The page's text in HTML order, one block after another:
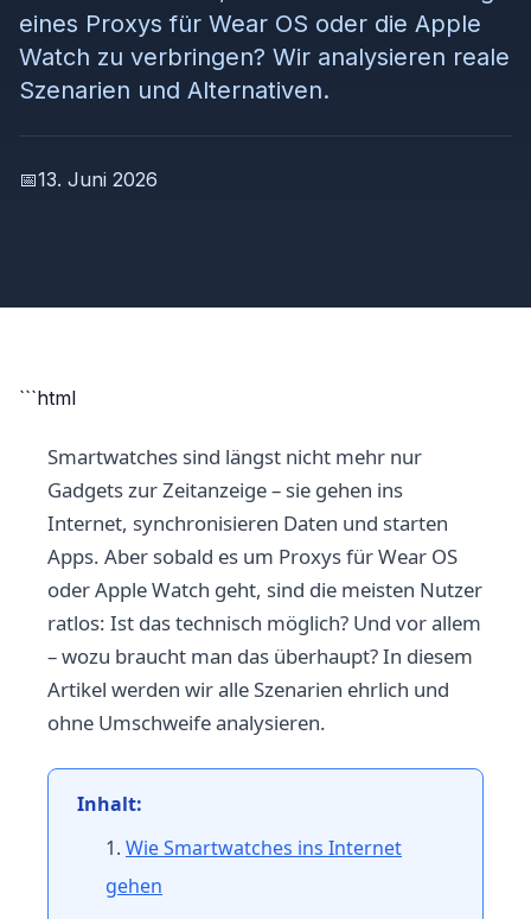
eines Proxys für Wear OS oder die Apple
Watch zu verbringen? Wir analysieren reale
Szenarien und Alternativen.
📅13. Juni 2026
```html
Smartwatches sind längst nicht mehr nur
Gadgets zur Zeitanzeige – sie gehen ins
Internet, synchronisieren Daten und starten
Apps. Aber sobald es um Proxys für Wear OS
oder Apple Watch geht, sind die meisten Nutzer
ratlos: Ist das technisch möglich? Und vor allem
– wozu braucht man das überhaupt? In diesem
Artikel werden wir alle Szenarien ehrlich und
ohne Umschweife analysieren.
Inhalt:
Wie Smartwatches ins Internet
gehen